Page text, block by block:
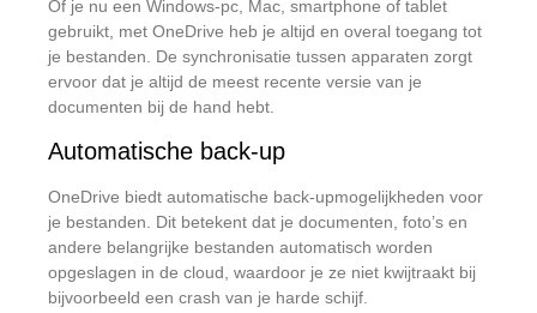
Of je nu een Windows-pc, Mac, smartphone of tablet
gebruikt, met OneDrive heb je altijd en overal toegang tot
je bestanden.
De synchronisatie tussen apparaten zorgt
ervoor dat je altijd de meest recente versie van je
documenten bij de hand hebt.
Automatische back-up
OneDrive biedt automatische back-upmogelijkheden voor
je bestanden. Dit betekent dat je documenten, foto’s en
andere belangrijke bestanden automatisch worden
opgeslagen in de cloud, waardoor je ze niet kwijtraakt bij
bijvoorbeeld een crash van je harde schijf.